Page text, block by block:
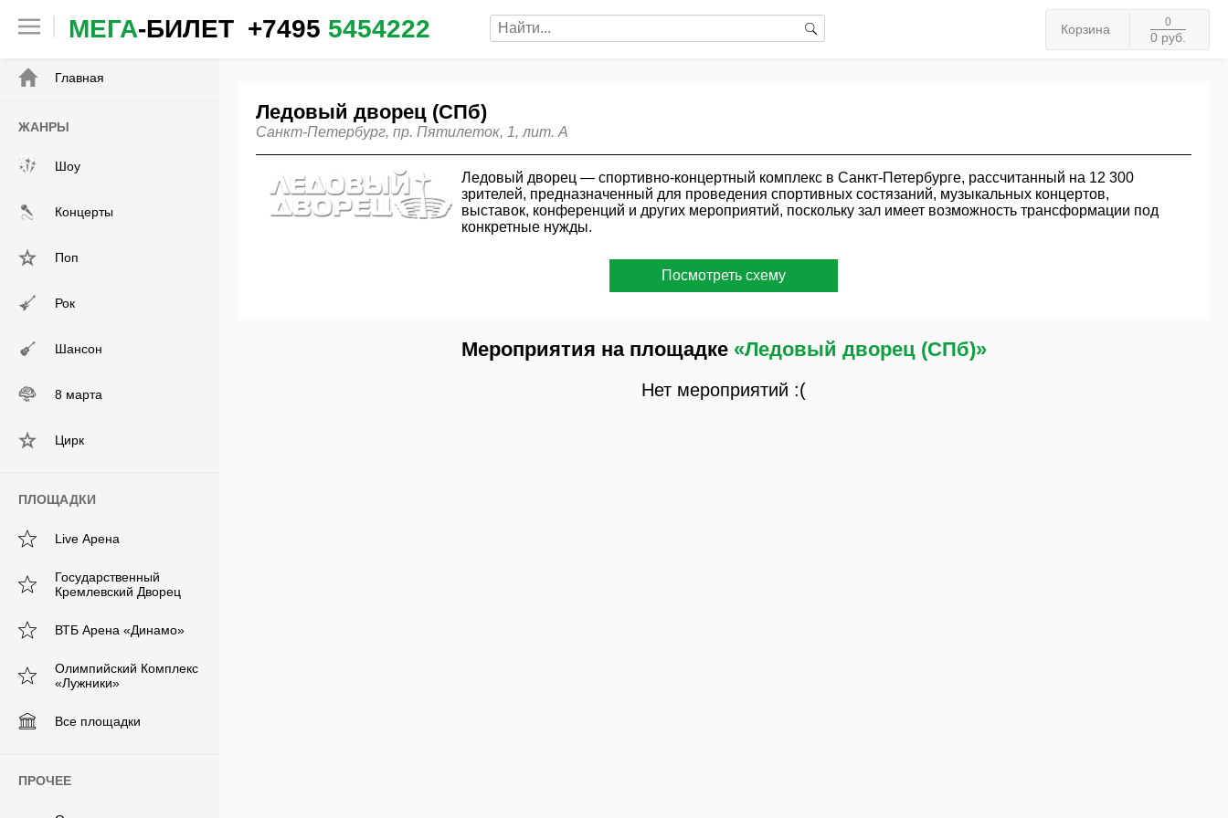
МЕГА-БИЛЕТ +7495 5454222 Корзина 0
0 руб.
✕
Главная
ЖАНРЫ
Шоу
Концерты
Поп
Рок
Шансон
8 марта
Цирк
ПЛОЩАДКИ
Live Арена
Государственный
Кремлевский Дворец
ВТБ Арена «Динамо»
Олимпийский Комплекс
«Лужники»
Все площадки
ПРОЧЕЕ
Ледовый дворец (СПб)
Санкт-Петербург, пр. Пятилеток, 1, лит. А
Ледовый дворец — спортивно-концертный комплекс в Санкт-Петербурге, рассчитанный на 12 300
зрителей, предназначенный для проведения спортивных состязаний, музыкальных концертов,
выставок, конференций и других мероприятий, поскольку зал имеет возможность трансформации под
конкретные нужды.
Посмотреть схему
Мероприятия на площадке «Ледовый дворец (СПб)»
Нет мероприятий :(